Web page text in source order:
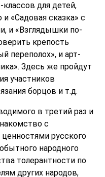
для детей,
«Садовая сказка» с
и «Взглядышки по-
крепость
переполох», и арт-
Здесь же пройдут
участников
борцов и т.д.
в третий раз и
с
русского
народного
толерантности по
других народов,